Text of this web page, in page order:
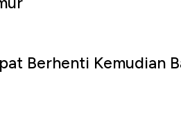
Berhenti Kemudian